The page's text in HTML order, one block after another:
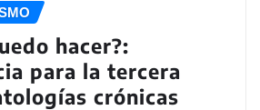
hacer?:
para la tercera
crónicas